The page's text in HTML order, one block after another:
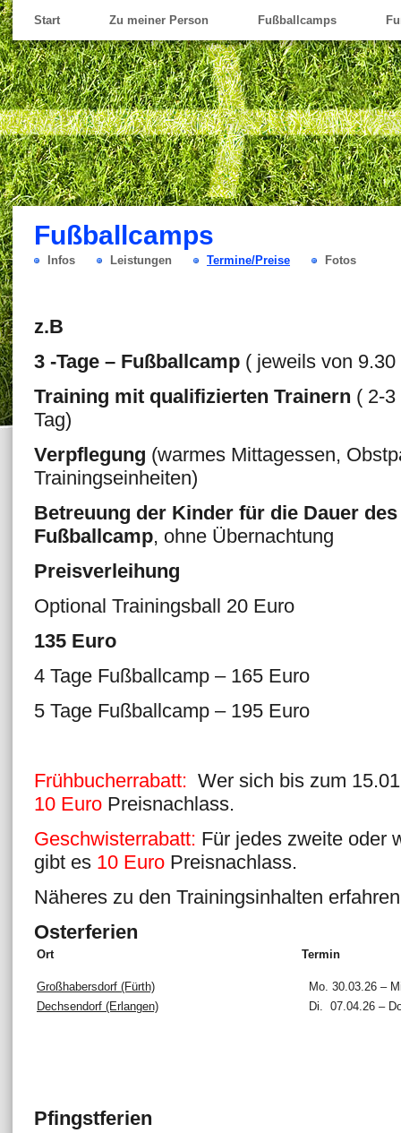
Start Zu meiner Person Fußballcamps
Fußballcamps
Infos Leistungen Termine/Preise Fotos
z.B
3 -Tage – Fußballcamp ( jeweils von
Training mit qualifizierten Trainern ( 2-
Tag)
Verpflegung (warmes Mittagessen,
Trainingseinheiten)
Betreuung der Kinder für die Dauer
Fußballcamp, ohne Übernachtung
Preisverleihung
Optional Trainingsball 20 Euro
135 Euro
4 Tage Fußballcamp – 165 Euro
5 Tage Fußballcamp – 195 Euro
Frühbucherrabatt: Wer sich bis zum
10 Euro Preisnachlass.
Geschwisterrabatt: Für jedes zweite oder
gibt es 10 Euro Preisnachlass.
Näheres zu den Trainingsinhalten
Osterferien
Ort Termin
Großhabersdorf (Fürth)
Mo. 30.03.26 –
Dechsendorf (Erlangen)
Di. 07.04.26 –
Pfingstferien